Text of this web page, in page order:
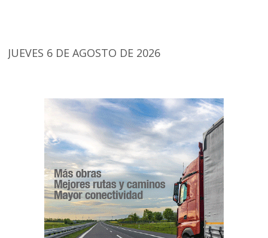
JUEVES 6 DE AGOSTO DE 2026